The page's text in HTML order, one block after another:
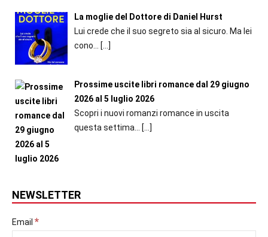
La moglie del Dottore di Daniel Hurst
Lui crede che il suo segreto sia al sicuro. Ma lei
cono... […]
Prossime uscite libri romance dal 29 giugno
2026 al 5 luglio 2026
Scopri i nuovi romanzi romance in uscita
questa settima...
[…]
NEWSLETTER
Email *